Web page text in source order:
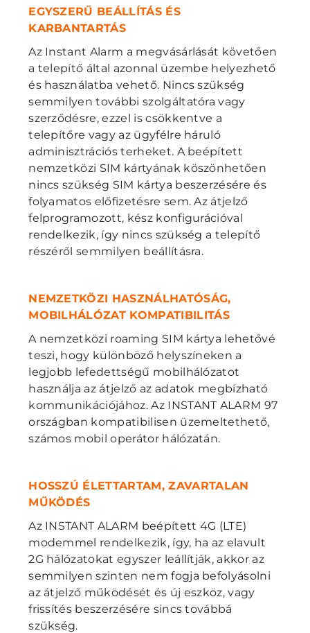
EGYSZERŰ BEÁLLÍTÁS ÉS
KARBANTARTÁS
Az Instant Alarm a megvásárlását követően
a telepítő által azonnal üzembe helyezhető
és használatba vehető. Nincs szükség
semmilyen további szolgáltatóra vagy
szerződésre, ezzel is csökkentve a
telepítőre vagy az ügyfélre háruló
adminisztrációs terheket. A beépített
nemzetközi SIM kártyának köszönhetően
nincs szükség SIM kártya beszerzésére és
folyamatos előfizetésre sem. Az átjelző
felprogramozott, kész konfigurációval
rendelkezik, így nincs szükség a telepítő
részéről semmilyen beállításra.
NEMZETKÖZI HASZNÁLHATÓSÁG,
MOBILHÁLÓZAT KOMPATIBILITÁS
A nemzetközi roaming SIM kártya lehetővé
teszi, hogy különböző helyszíneken a
legjobb lefedettségű mobilhálózatot
használja az átjelző az adatok megbízható
kommunikációjához. Az INSTANT ALARM 97
országban kompatibilisen üzemeltethető,
számos mobil operátor hálózatán.
HOSSZÚ ÉLETTARTAM, ZAVARTALAN
MŰKÖDÉS
Az INSTANT ALARM beépített 4G (LTE)
modemmel rendelkezik, így, ha az elavult
2G hálózatokat egyszer leállítják, akkor az
semmilyen szinten nem fogja befolyásolni
az átjelző működését és új eszköz, vagy
frissítés beszerzésére sincs továbbá
szükség.